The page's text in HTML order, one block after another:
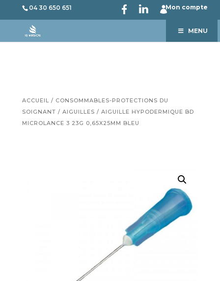
04 30 650 651 Mon compte
MENU
ACCUEIL / CONSOMMABLES-PROTECTIONS DU
SOIGNANT / AIGUILLES / AIGUILLE HYPODERMIQUE BD
MICROLANCE 3 23G 0,65X25MM BLEU